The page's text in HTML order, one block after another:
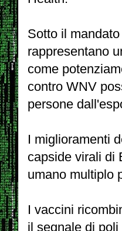
Sotto il
rappresentano
come
contro WNV
persone
I miglioramenti
capside virali di
umano multiplo
I vaccini
il segnale di